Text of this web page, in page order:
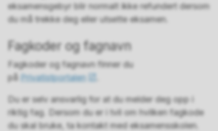
eksamensgebyr blir normalt ikke refundert dersom
du må trekke deg eller utsette eksamen.
Fagkoder og fagnavn
Fagkoder og fagnavn finner du
på
Privatistportalen
Du er selv ansvarlig for at du melder deg opp i
riktig fag. Dersom du er i tvil om hvilken fagkode
du skal bruke, ta kontakt med eksamensskolen.